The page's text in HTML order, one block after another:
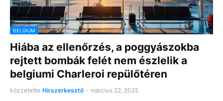
BELGIUM
Hiába az ellenőrzés, a poggyászokba
rejtett bombák felét nem észlelik a
belgiumi Charleroi repülőtéren
közzétette Hírszerkesztő - március 22, 2025